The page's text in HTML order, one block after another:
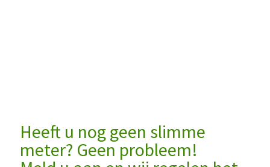
Heeft u nog geen slimme
meter? Geen probleem!